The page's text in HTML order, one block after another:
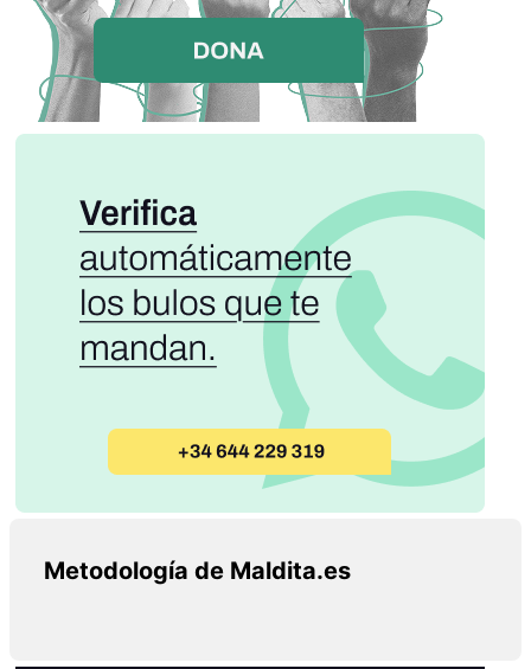
Metodología de Maldita.es